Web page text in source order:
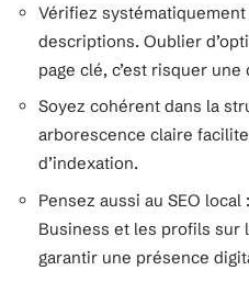
Vérifiez
descriptions. Oublier
page clé, c’est risquer
Soyez cohérent dans la
arborescence claire
d’indexation.
Pensez aussi au SEO
Business et les profils sur
garantir une présence